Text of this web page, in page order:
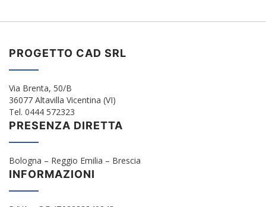
PROGETTO CAD SRL
Via Brenta, 50/B
36077 Altavilla Vicentina (VI)
Tel. 0444 572323
PRESENZA DIRETTA
Bologna – Reggio Emilia – Brescia
INFORMAZIONI